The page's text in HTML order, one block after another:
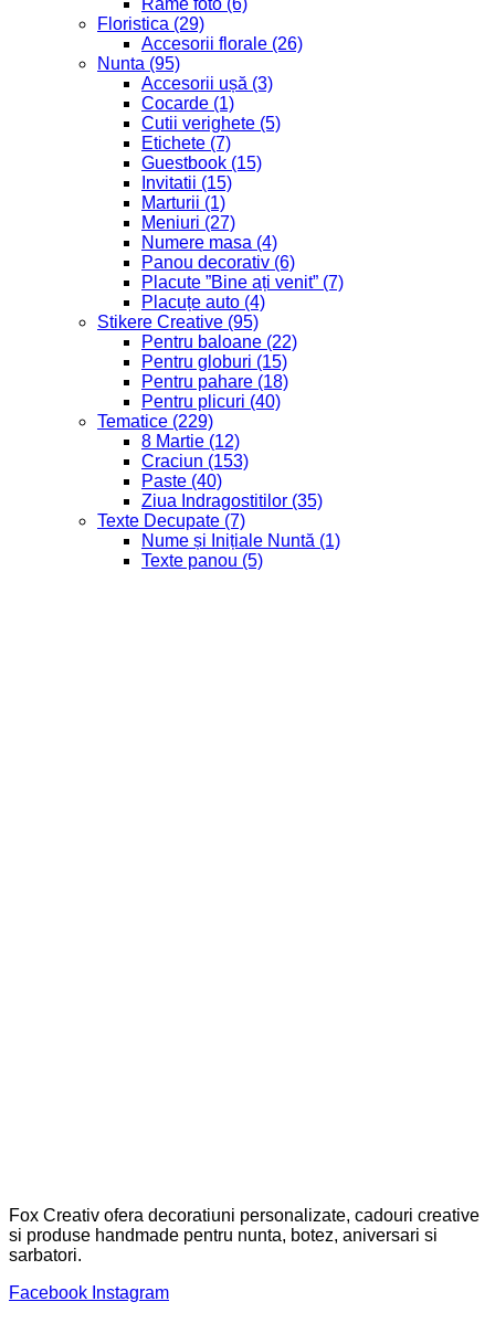
Floristica (29)
Accesorii florale (26)
Nunta (95)
Accesorii ușă (3)
Cocarde (1)
Cutii verighete (5)
Etichete (7)
Guestbook (15)
Invitatii (15)
Marturii (1)
Meniuri (27)
Numere masa (4)
Panou decorativ (6)
Placute ”Bine ați venit” (7)
Placuțe auto (4)
Stikere Creative (95)
Pentru baloane (22)
Pentru globuri (15)
Pentru pahare (18)
Pentru plicuri (40)
Tematice (229)
8 Martie (12)
Craciun (153)
Paste (40)
Ziua Indragostitilor (35)
Texte Decupate (7)
Nume și Inițiale Nuntă (1)
Texte panou (5)
Fox Creativ ofera decoratiuni personalizate, cadouri creative
si produse handmade pentru nunta, botez, aniversari si
sarbatori.
Facebook Instagram